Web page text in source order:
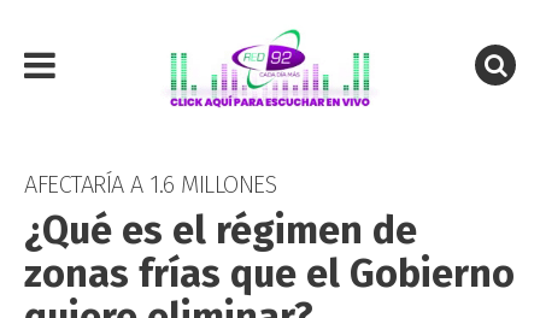
AFECTARÍA A 1.6 MILLONES
¿Qué es el régimen de
zonas frías que el Gobierno